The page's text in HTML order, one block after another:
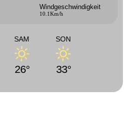
Windgeschwindigkeit
10.1Km/h
SAM
26°
SON
33°